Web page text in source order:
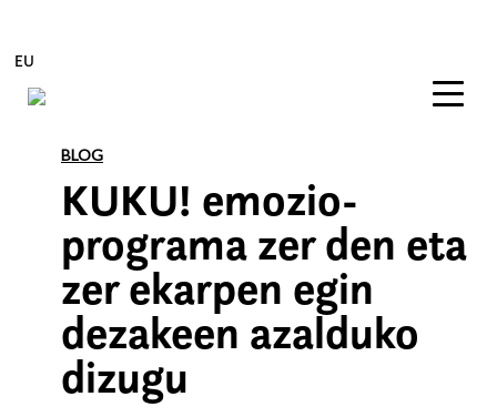
Edukira zuzenean joan
EU
BLOG
KUKU! emozio-
programa zer den eta
zer ekarpen egin
dezakeen azalduko
dizugu